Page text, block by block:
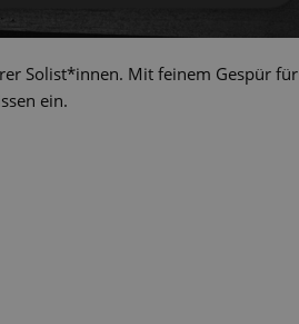
Solist*innen. Mit feinem Gespür für
ein.